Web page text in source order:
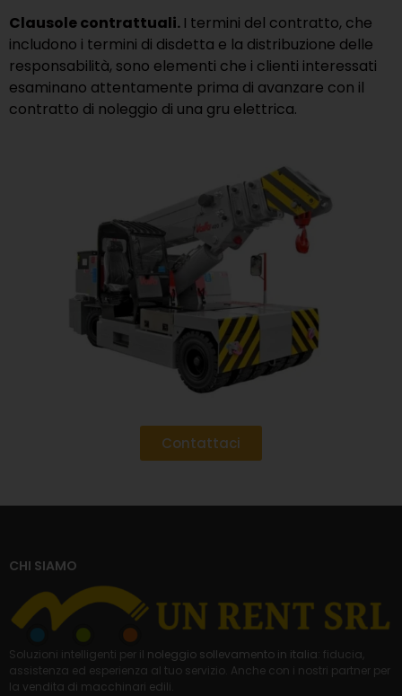
Clausole contrattuali. I termini del contratto, che
includono i termini di disdetta e la distribuzione delle
responsabilità, sono elementi che i clienti interessati
esaminano attentamente prima di avanzare con il
contratto di noleggio di una gru elettrica.
Contattaci
CHI SIAMO
Soluzioni intelligenti per il noleggio sollevamento in italia : fiducia,
assistenza ed esperienza al tuo servizio. Anche con i nostri partner per
la vendita di macchinari edili